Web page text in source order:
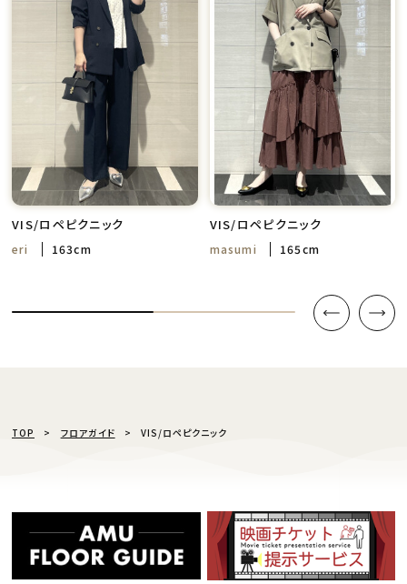
VIS/ロペピクニック
eri 163cm
VIS/ロペピクニック
masumi 165cm
TOP フロアガイド VIS/ロペピクニック